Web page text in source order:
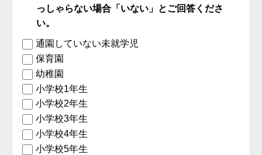
っしゃらない場合「いない」とご回答くださ
い。
通園していない未就学児
保育園
幼稚園
小学校1年生
小学校2年生
小学校3年生
小学校4年生
小学校5年生